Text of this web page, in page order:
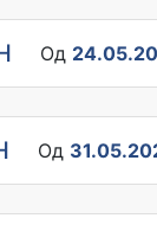
Од
Од